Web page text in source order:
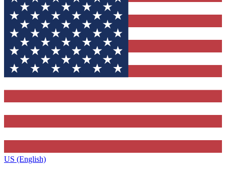
US (English)